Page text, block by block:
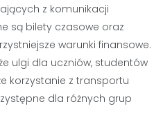
z komunikacji
są bilety czasowe oraz
warunki finansowe.
ulgi dla uczniów, studentów
korzystanie z transportu
dla różnych grup